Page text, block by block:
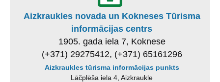
Aizkraukles novada un Kokneses Tūrisma
informācijas centrs
1905. gada iela 7, Koknese
(+371) 29275412, (+371) 65161296
Aizkraukles tūrisma informācijas punkts
Lāčplēša iela 4, Aizkraukle